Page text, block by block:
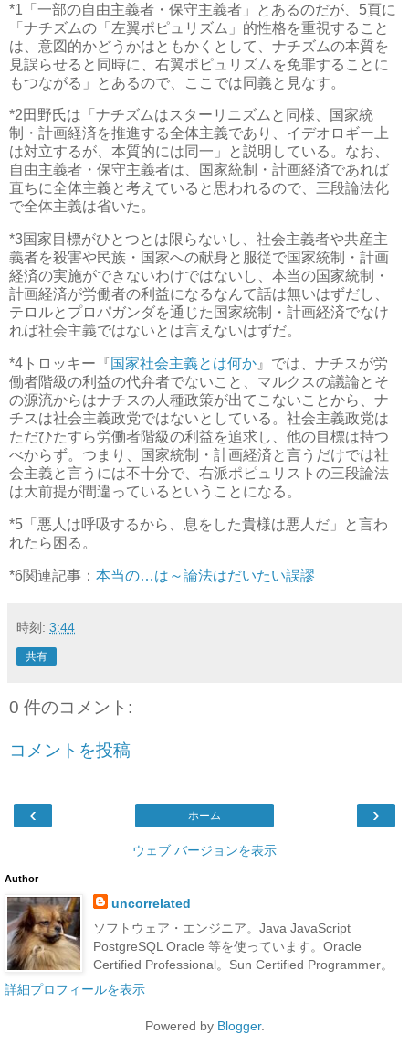
*1 「一部の自由主義者・保守主義者」とあるのだが、5頁に
「ナチズムの「左翼ポピュリズム」的性格を重視すること
は、意図的かどうかはともかくとして、ナチズムの本質を
見誤らせると同時に、右翼ポピュリズムを免罪することに
もつながる」とあるので、ここでは同義と見なす。
*2田野氏は「ナチズムはスターリニズムと同様、国家統
制・計画経済を推進する全体主義であり、イデオロギー上
は対立するが、本質的には同一」と説明している。なお、
自由主義者・保守主義者は、国家統制・計画経済であれば
直ちに全体主義と考えていると思われるので、三段論法化
で全体主義は省いた。
*3国家目標がひとつとは限らないし、社会主義者や共産主
義者を殺害や民族・国家への献身と服従で国家統制・計画
経済の実施ができないわけではないし、本当の国家統制・
計画経済が労働者の利益になるなんて話は無いはずだし、
テロルとプロパガンダを通じた国家統制・計画経済でなけ
れば社会主義ではないとは言えないはずだ。
*4 トロッキー『国家社会主義とは何か 』では、ナチスが労
働者階級の利益の代弁者でないこと、マルクスの議論とそ
の源流からはナチスの人種政策が出てこないことから、ナ
チスは社会主義政党ではないとしている。社会主義政党は
ただひたすら労働者階級の利益を追求し、他の目標は持つ
べからず。つまり、国家統制・計画経済と言うだけでは社
会主義と言うには不十分で、右派ポピュリストの三段論法
は大前提が間違っているということになる。
*5 「悪人は呼吸するから、息をした貴様は悪人だ」と言わ
れたら困る。
*6関連記事： 本当の…は～論法はだいたい誤謬
時刻: 3:44
共有
0 件のコメント:
コメントを投稿
‹ ›
ホーム
ウェブ バージョンを表示
Author
uncorrelated
ソフトウェア・エンジニア。Java JavaScript
PostgreSQL Oracle 等を使っています。Oracle
Certified Professional。Sun Certified Programmer。
詳細プロフィールを表示
Powered by Blogger.